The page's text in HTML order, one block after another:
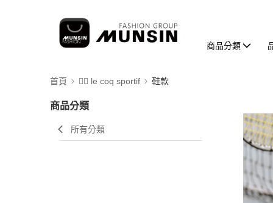
商品分類
首頁 🚴‍♂️ le coq sportif 鞋款
商品分類
所有分類